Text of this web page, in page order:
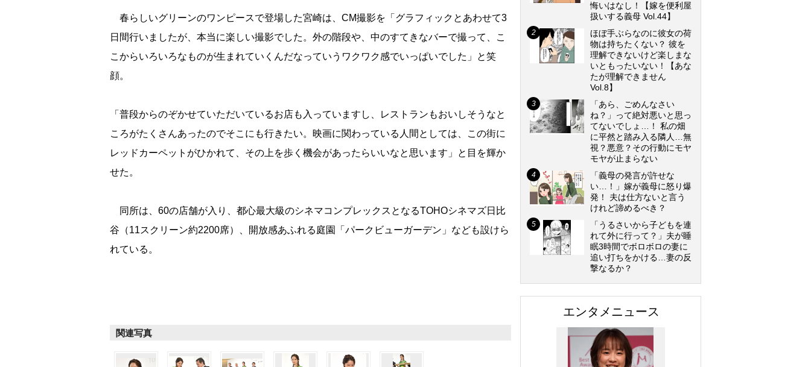
春らしいグリーンのワンピースで登場した宮崎は、CM撮影を「グラフィックとあわせて3
日間行いましたが、本当に楽しい撮影でした。外の階段や、中のすてきなバーで撮って、こ
こからいろいろなものが生まれていくんだなっていうワクワク感でいっぱいでした」と笑
顔。
「普段からのぞかせていただいているお店も入っていますし、レストランもおいしそうなと
ころがたくさんあったのでそこにも行きたい。映画に関わっている人間としては、この街に
レッドカーペットがひかれて、その上を歩く機会があったらいいなと思います」と目を輝か
せた。
同所は、60の店舗が入り、都心最大級のシネマコンプレックスとなるTOHOシネマズ日比
谷（11スクリーン約2200席）、開放感あふれる庭園「パークビューガーデン」なども設けら
れている。
関連写真
悔いはなし！【嫁を便利屋
扱いする義母 Vol.44】
ほぼ手ぶらなのに彼女の荷
物は持ちたくない？ 彼を
理解できないけど楽しまな
いともったいない！【あな
たが理解できません
Vol.8】
「あら、ごめんなさい
ね？」って絶対悪いと思っ
てないでしょ…！ 私の畑
に平然と踏み入る隣人…無
視？悪意？その行動にモヤ
モヤが止まらない
「義母の発言が許せな
い…！」嫁が義母に怒り爆
発！ 夫は仕方ないと言う
けれど諦めるべき？
「うるさいから子どもを連
れて外に行って？」夫が睡
眠3時間でボロボロの妻に
追い打ちをかける…妻の反
撃なるか？
エンタメニュース